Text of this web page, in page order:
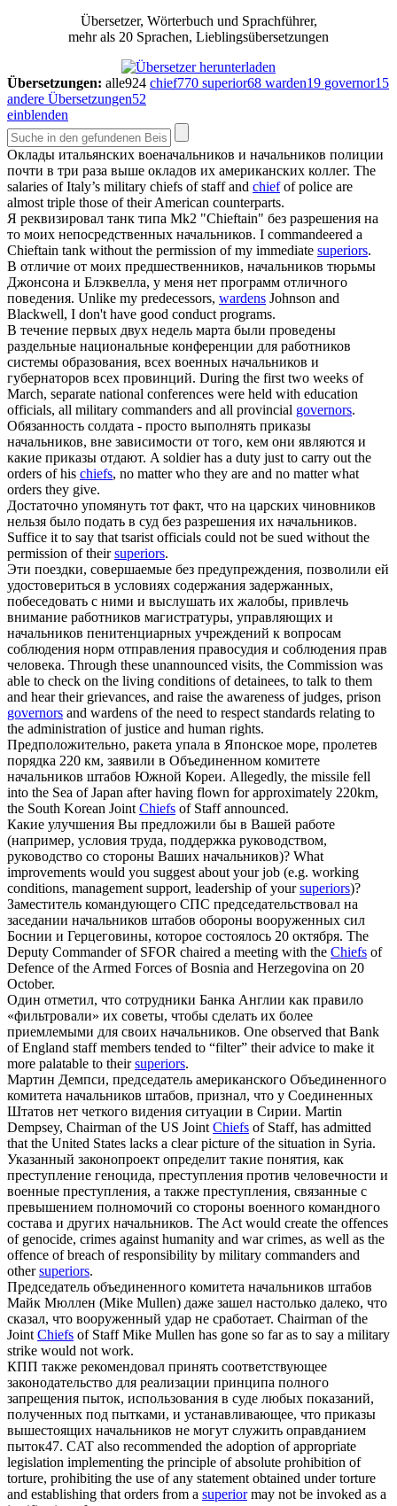
Übersetzer, Wörterbuch und Sprachführer,
mehr als 20 Sprachen, Lieblingsübersetzungen
Übersetzungen: alle924 chief770 superior68 warden19 governor15
andere Übersetzungen52
einblenden
Оклады итальянских военачальников и начальников полиции
почти в три раза выше окладов их американских коллег. The
salaries of Italy’s military chiefs of staff and chiefof police are
almost triple those of their American counterparts.
Я реквизировал танк типа Mk2 "Chieftain" без разрешения на
то моих непосредственных начальников. I commandeered a
Chieftain tank without the permission of my immediate superiors.
В отличие от моих предшественников, начальников тюрьмы
Джонсона и Блэквелла, у меня нет программ отличного
поведения. Unlike my predecessors, wardens Johnson and
Blackwell, I don't have good conduct programs.
В течение первых двух недель марта были проведены
раздельные национальные конференции для работников
системы образования, всех военных начальников и
губернаторов всех провинций. During the first two weeks of
March, separate national conferences were held with education
officials, all military commanders and all provincial governors.
Обязанность солдата - просто выполнять приказы
начальников, вне зависимости от того, кем они являются и
какие приказы отдают. A soldier has a duty just to carry out the
orders of his chiefs, no matter who they are and no matter what
orders they give.
Достаточно упомянуть тот факт, что на царских чиновников
нельзя было подать в суд без разрешения их начальников.
Suffice it to say that tsarist officials could not be sued without the
permission of theirsuperiors.
Эти поездки, совершаемые без предупреждения, позволили ей
удостовериться в условиях содержания задержанных,
побеседовать с ними и выслушать их жалобы, привлечь
внимание работников магистратуры, управляющих и
начальников пенитенциарных учреждений к вопросам
соблюдения норм отправления правосудия и соблюдения прав
человека. Through these unannounced visits, the Commission was
able to check on the living conditions of detainees, to talk to them
and hear their grievances, and raise the awareness of judges, prison
governors and wardens of the need to respect standards relating to
the administration of justice and human rights.
Предположительно, ракета упала в Японское море, пролетев
порядка 220 км, заявили в Объединенном комитете
начальников штабов Южной Кореи. Allegedly, the missile fell
into the Sea of Japan after having flown for approximately 220km,
the South Korean JointChiefs of Staff announced.
Какие улучшения Вы предложили бы в Вашей работе
(например, условия труда, поддержка руководством,
руководство со стороны Ваших начальников)? What
improvements would you suggest about your job (e.g. working
conditions, management support, leadership of yoursuperiors)?
Заместитель командующего СПС председательствовал на
заседании начальников штабов обороны вооруженных сил
Боснии и Герцеговины, которое состоялось 20 октября. The
Deputy Commander of SFOR chaired a meeting with the Chiefs of
Defence of the Armed Forces of Bosnia and Herzegovina on 20
October.
Один отметил, что сотрудники Банка Англии как правило
«фильтровали» их советы, чтобы сделать их более
приемлемыми для своих начальников. One observed that Bank
of England staff members tended to “filter” their advice to make it
more palatable to theirsuperiors.
Мартин Демпси, председатель американского Объединенного
комитета начальников штабов, признал, что у Соединенных
Штатов нет четкого видения ситуации в Сирии. Martin
Dempsey, Chairman of the US JointChiefs of Staff, has admitted
that the United States lacks a clear picture of the situation in Syria.
Указанный законопроект определит такие понятия, как
преступление геноцида, преступления против человечности и
военные преступления, а также преступления, связанные с
превышением полномочий со стороны военного командного
состава и других начальников. The Act would create the offences
of genocide, crimes against humanity and war crimes, as well as the
offence of breach of responsibility by military commanders and
othersuperiors.
Председатель объединенного комитета начальников штабов
Майк Мюллен (Mike Mullen) даже зашел настолько далеко, что
сказал, что вооруженный удар не сработает. Chairman of the
JointChiefs of Staff Mike Mullen has gone so far as to say a military
strike would not work.
КПП также рекомендовал принять соответствующее
законодательство для реализации принципа полного
запрещения пыток, использования в суде любых показаний,
полученных под пытками, и устанавливающее, что приказы
вышестоящих начальников не могут служить оправданием
пыток47. CAT also recommended the adoption of appropriate
legislation implementing the principle of absolute prohibition of
torture, prohibiting the use of any statement obtained under torture
and establishing that orders from a superiormay not be invoked as a